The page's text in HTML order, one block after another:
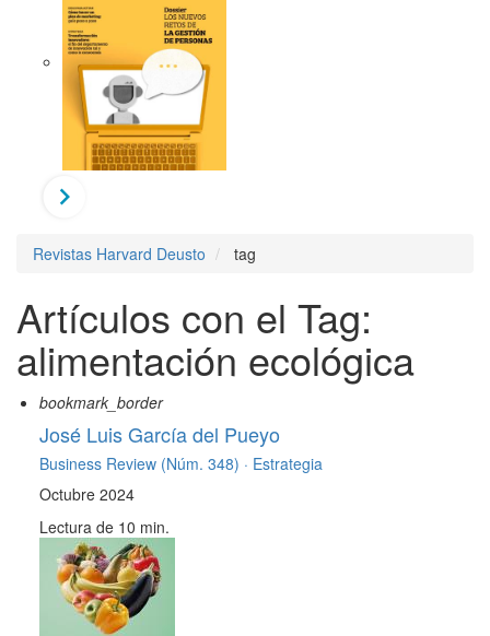
Revistas Harvard Deusto tag
Artículos con el Tag:
alimentación ecológica
bookmark_border
José Luis García del Pueyo
Business Review (Núm. 348) · Estrategia
Octubre 2024
Lectura de 10 min.